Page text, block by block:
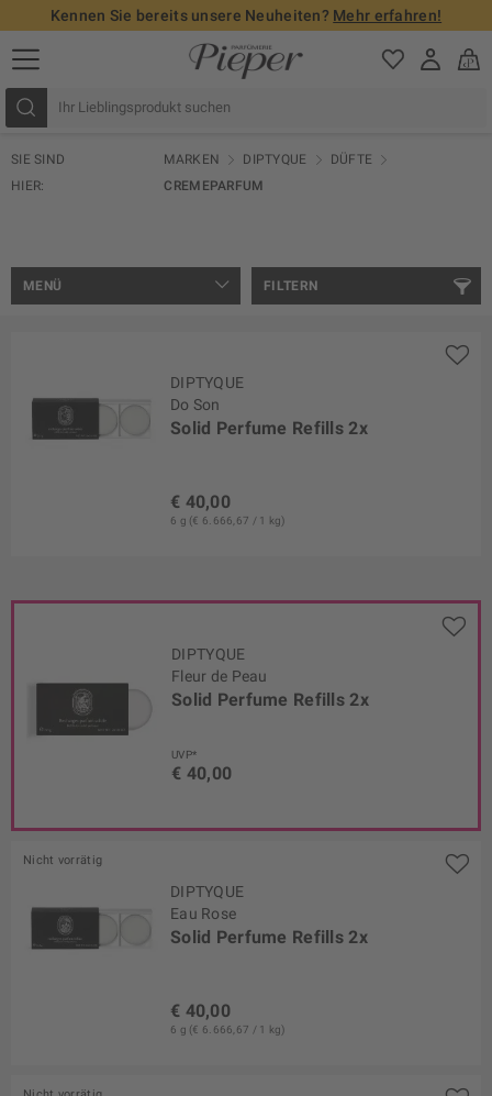
Kennen Sie bereits unsere Neuheiten? Mehr erfahren!
SIE SIND
HIER:
MARKEN DIPTYQUE
DÜFTE
CREMEPARFUM
FILTERN
MENÜ
DIPTYQUE
Do Son
Solid Perfume Refills 2x
€ 40,00
6 g (€ 6.666,67 / 1 kg)
DIPTYQUE
Fleur de Peau
Solid Perfume Refills 2x
UVP*
€ 40,00
Nicht vorrätig
DIPTYQUE
Eau Rose
Solid Perfume Refills 2x
€ 40,00
6 g (€ 6.666,67 / 1 kg)